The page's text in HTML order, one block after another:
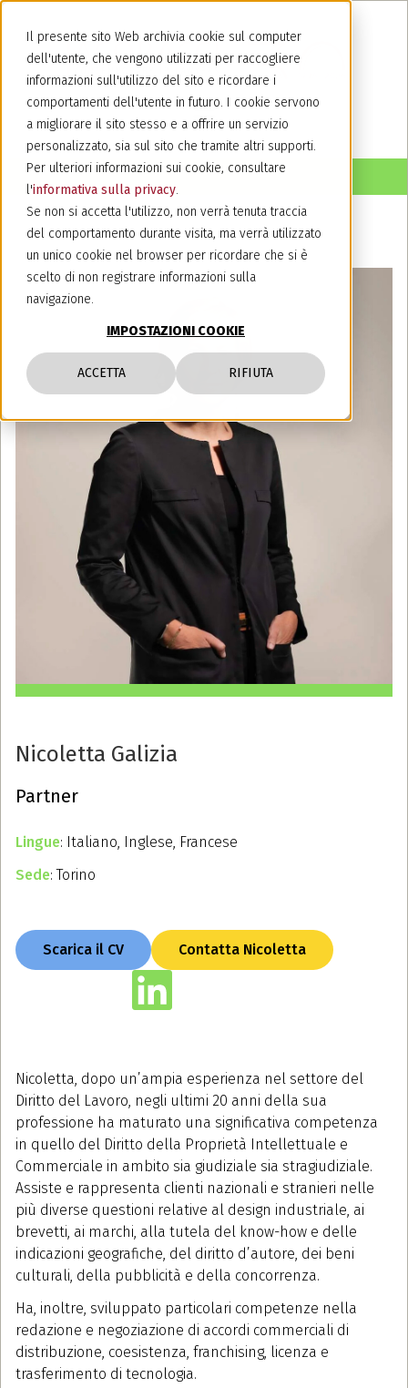
Il presente sito Web archivia cookie sul computer
dell'utente, che vengono utilizzati per raccogliere
informazioni sull'utilizzo del sito e ricordare i
comportamenti dell'utente in futuro. I cookie servono
a migliorare il sito stesso e a offrire un servizio
personalizzato, sia sul sito che tramite altri supporti.
Per ulteriori informazioni sui cookie, consultare
l'informativa sulla privacy.
Se non si accetta l'utilizzo, non verrà tenuta traccia
del comportamento durante visita, ma verrà utilizzato
un unico cookie nel browser per ricordare che si è
scelto di non registrare informazioni sulla
navigazione.
IMPOSTAZIONI COOKIE
ACCETTA RIFIUTA
Nicoletta Galizia
Partner
Lingue: Italiano, Inglese, Francese
Sede: Torino
Scarica il CV Contatta Nicoletta
Nicoletta, dopo un’ampia esperienza nel settore del
Diritto del Lavoro, negli ultimi 20 anni della sua
professione ha maturato una significativa competenza
in quello del Diritto della Proprietà Intellettuale e
Commerciale in ambito sia giudiziale sia stragiudiziale.
Assiste e rappresenta clienti nazionali e stranieri nelle
più diverse questioni relative al design industriale, ai
brevetti, ai marchi, alla tutela del know-how e delle
indicazioni geografiche, del diritto d’autore, dei beni
culturali, della pubblicità e della concorrenza.
Ha, inoltre, sviluppato particolari competenze nella
redazione e negoziazione di accordi commerciali di
distribuzione, coesistenza, franchising, licenza e
trasferimento di tecnologia.